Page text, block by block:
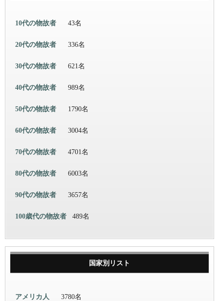
10代の物故者 43名
20代の物故者 336名
30代の物故者 621名
40代の物故者 989名
50代の物故者 1790名
60代の物故者 3004名
70代の物故者 4701名
80代の物故者 6003名
90代の物故者 3657名
100歳代の物故者 489名
国家別リスト
アメリカ人 3780名